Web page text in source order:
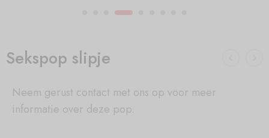
Sekspop slipje
Neem gerust contact met ons op voor meer
informatie over deze pop.